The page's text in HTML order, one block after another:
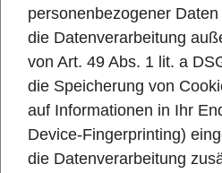
personenbezogener
die Datenverarbeitung
von Art. 49 Abs. 1 lit. a
die Speicherung von
auf Informationen in Ihr
Device-Fingerprinting)
die Datenverarbeitung